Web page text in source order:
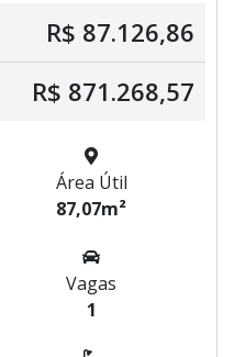
R$ 87.126,86
R$ 871.268,57
Área Útil
87,07m²
Vagas
1